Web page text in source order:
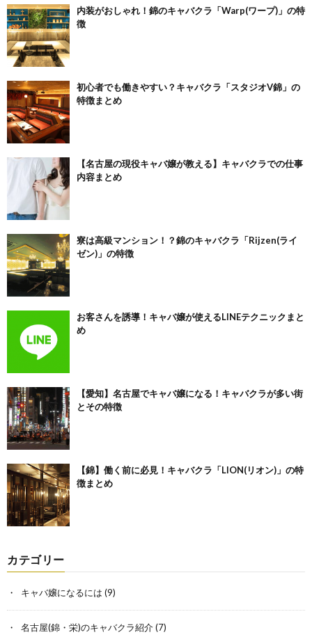
内装がおしゃれ！錦のキャバクラ「Warp(ワープ)」の特
徴
初心者でも働きやすい？キャバクラ「スタジオV錦」の
特徴まとめ
【名古屋の現役キャバ嬢が教える】キャバクラでの仕事
内容まとめ
寮は高級マンション！？錦のキャバクラ「Rijzen(ライ
ゼン)」の特徴
お客さんを誘導！キャバ嬢が使えるLINEテクニックまと
め
【愛知】名古屋でキャバ嬢になる！キャバクラが多い街
とその特徴
【錦】働く前に必見！キャバクラ「LION(リオン)」の特
徴まとめ
カテゴリー
キャバ嬢になるには (9)
名古屋(錦・栄)のキャバクラ紹介(7)